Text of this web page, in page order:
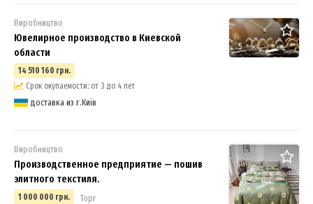
5
Виробництво
Ювелирное производство в Киевской
области
14 510 160 грн.
Срок окупаемости: от 3 до 4 лет
доставка из г.Київ
Виробництво
Производственное предприятие — пошив
элитного текстиля.
1 000 000 грн. Торг